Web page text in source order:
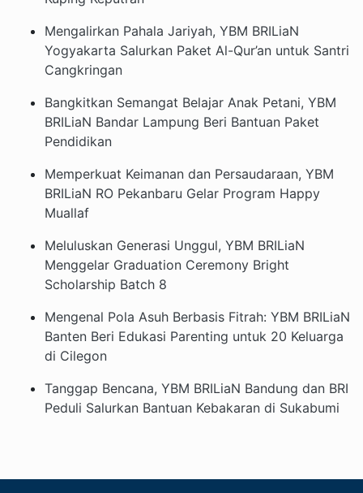
Mengalirkan Pahala Jariyah, YBM BRILiaN
Yogyakarta Salurkan Paket Al-Qur’an untuk Santri
Cangkringan
Bangkitkan Semangat Belajar Anak Petani, YBM
BRILiaN Bandar Lampung Beri Bantuan Paket
Pendidikan
Memperkuat Keimanan dan Persaudaraan, YBM
BRILiaN RO Pekanbaru Gelar Program Happy
Muallaf
Meluluskan Generasi Unggul, YBM BRILiaN
Menggelar Graduation Ceremony Bright
Scholarship Batch 8
Mengenal Pola Asuh Berbasis Fitrah: YBM BRILiaN
Banten Beri Edukasi Parenting untuk 20 Keluarga
di Cilegon
Tanggap Bencana, YBM BRILiaN Bandung dan BRI
Peduli Salurkan Bantuan Kebakaran di Sukabumi